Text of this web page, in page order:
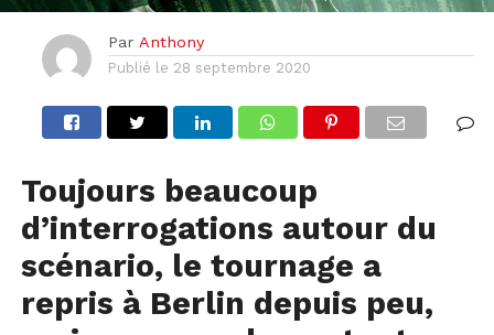
Par Anthony
Publié le 28 septembre 2020
Toujours beaucoup
d’interrogations autour du
scénario, le tournage a
repris à Berlin depuis peu,